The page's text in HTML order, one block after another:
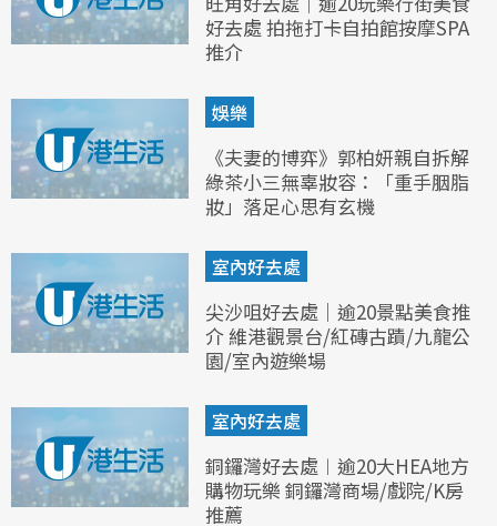
好去處 拍拖打卡自拍館按摩SPA
推介
娛樂
《夫妻的博弈》郭柏妍親自拆解
綠茶小三無辜妝容：「重手胭脂
妝」落足心思有玄機
室內好去處
尖沙咀好去處｜逾20景點美食推
介 維港觀景台/紅磚古蹟/九龍公
園/室內遊樂場
室內好去處
銅鑼灣好去處︱逾20大HEA地方
購物玩樂 銅鑼灣商場/戲院/K房
推薦